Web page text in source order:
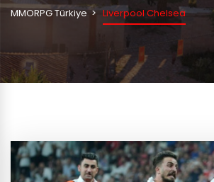
MMORPG Türkiye Liverpool Chelsea